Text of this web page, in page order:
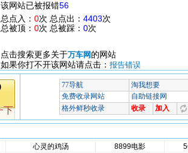
该网站已被报错56
总点入： 0次 总点出： 4403次
总被顶： 0次 总被踩： 0次
点击搜索更多关于万车网 的网站
如果你打不开该网站请点击： 报告错误
心灵的鸡汤 8899电影